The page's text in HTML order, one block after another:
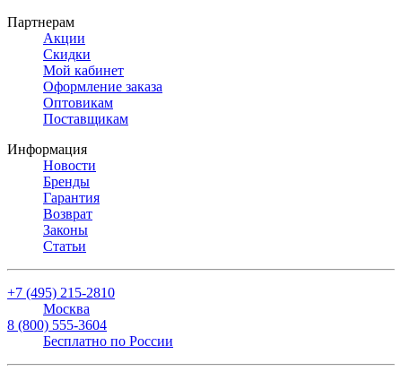
Партнерам
Акции
Скидки
Мой кабинет
Оформление заказа
Оптовикам
Поставщикам
Информация
Новости
Бренды
Гарантия
Возврат
Законы
Статьи
+7 (495) 215-2810
Москва
8 (800) 555-3604
Бесплатно по России